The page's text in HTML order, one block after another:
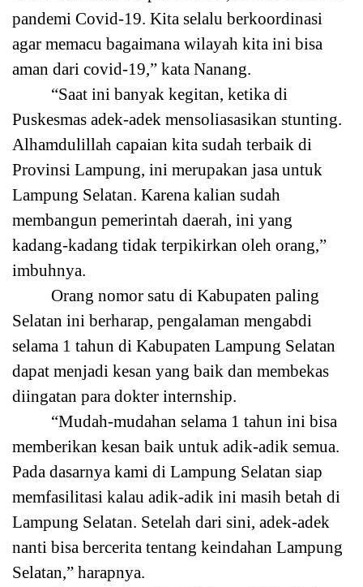
pandemi Covid-19. Kita selalu berkoordinasi
agar memacu bagaimana wilayah kita ini bisa
aman dari covid-19,” kata Nanang.
“Saat ini banyak kegitan, ketika di
Puskesmas adek-adek mensoliasasikan stunting.
Alhamdulillah capaian kita sudah terbaik di
Provinsi Lampung, ini merupakan jasa untuk
Lampung Selatan. Karena kalian sudah
membangun pemerintah daerah, ini yang
kadang-kadang tidak terpikirkan oleh orang,”
imbuhnya.
Orang nomor satu di Kabupaten paling
Selatan ini berharap, pengalaman mengabdi
selama 1 tahun di Kabupaten Lampung Selatan
dapat menjadi kesan yang baik dan membekas
diingatan para dokter internship.
“Mudah-mudahan selama 1 tahun ini bisa
memberikan kesan baik untuk adik-adik semua.
Pada dasarnya kami di Lampung Selatan siap
memfasilitasi kalau adik-adik ini masih betah di
Lampung Selatan. Setelah dari sini, adek-adek
nanti bisa bercerita tentang keindahan Lampung
Selatan,” harapnya.